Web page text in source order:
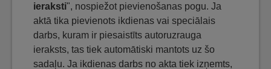
ieraksti", nospiežot pievienošanas pogu. Ja
aktā tika pievienots ikdienas vai speciālais
darbs, kuram ir piesaistīts autoruzrauga
ieraksts, tas tiek automātiski mantots uz šo
sadaļu. Ja ikdienas darbs no akta tiek izņemts,